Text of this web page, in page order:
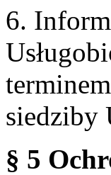
6.
siedziby
§ 5